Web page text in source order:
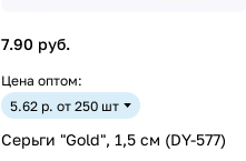
7.90 руб.
Цена оптом:
5.62 р. от 250 шт
Серьги "Gold", 1,5 см (DY-577)